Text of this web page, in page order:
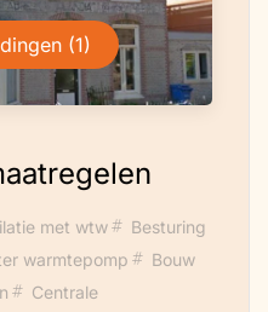
uitgevoerd dak
isolatie.
(1)
met wtw
Besturing
warmtepomp
Bouw
Centrale